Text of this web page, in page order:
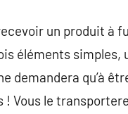
un produit à
éléments simples,
demandera qu’à
Vous le